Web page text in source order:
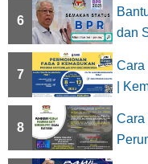
6
dan
7
Cara
|
8
Cara